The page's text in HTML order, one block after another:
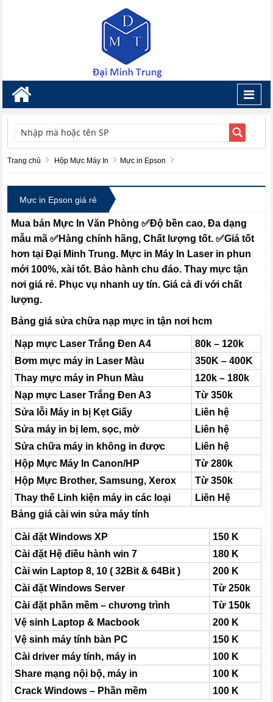
TÌM KIẾM
Trang chủ Hộp Mực Máy In Mực in Epson
Mực in Epson giá rẻ
Mua bán Mực In Văn Phòng ✅Độ bền cao, Đa dạng
mẫu mã ✅Hàng chính hãng, Chất lượng tốt. ✅Giá tốt
hơn tại Đại Minh Trung. Mực in Máy In Laser in phun
mới 100%, xài tốt. Bảo hành chu đáo.Thay mực tận
nơi giá rẻ. Phục vụ nhanh uy tín. Giá cả đi với chất
lượng.
Bảng giá sửa chữa nạp mực in tận nơi hcm
Nạp mực Laser Trắng Đen A4
80k – 120k
Bơm mực máy in Laser Màu
350K – 400K
Thay mực máy in Phun Màu
120k – 180k
Nạp mực Laser Trắng Đen A3
Từ 350k
Sửa lỗi Máy in bị Kẹt Giấy
Liên hệ
Sửa máy in bị lem, sọc, mờ
Liên hệ
Sửa chữa máy in không in được
Liên hệ
Hộp Mực Máy In Canon/HP
Từ 280k
Hộp Mực Brother, Samsung, Xerox
Từ 350k
Thay thế Linh kiện máy in các loại
Liên Hệ
Bảng giá cài win sửa máy tính
Cài đặt Windows XP
150 K
Cài đặt Hệ điều hành win 7
180 K
Cài win Laptop 8, 10 ( 32Bit & 64Bit )
200 K
Cài đặt Windows Server
Từ 250k
Cài đặt phần mềm – chương trình
Từ 150k
Vệ sinh Laptop & Macbook
200 K
Vệ sinh máy tính bàn PC
150 K
Cài driver máy tính, máy in
100 K
Share mạng nội bộ, máy in
100 K
Crack Windows – Phần mềm
100 K